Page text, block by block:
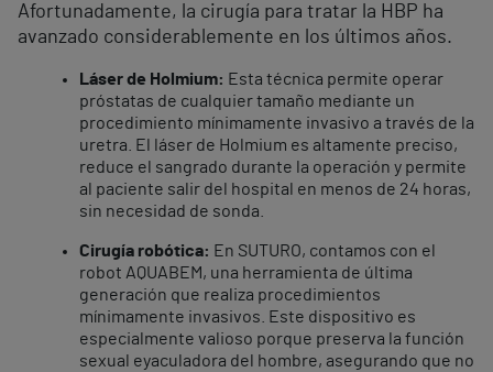
Afortunadamente, la cirugía para tratar la HBP ha
avanzado considerablemente en los últimos años.
Láser de Holmium: Esta técnica permite operar
próstatas de cualquier tamaño mediante un
procedimiento mínimamente invasivo a través de la
uretra. El láser de Holmium es altamente preciso,
reduce el sangrado durante la operación y permite
al paciente salir del hospital en menos de 24 horas,
sin necesidad de sonda.
Cirugía robótica: En SUTURO, contamos con el
robot AQUABEM, una herramienta de última
generación que realiza procedimientos
mínimamente invasivos. Este dispositivo es
especialmente valioso porque preserva la función
sexual eyaculadora del hombre, asegurando que no